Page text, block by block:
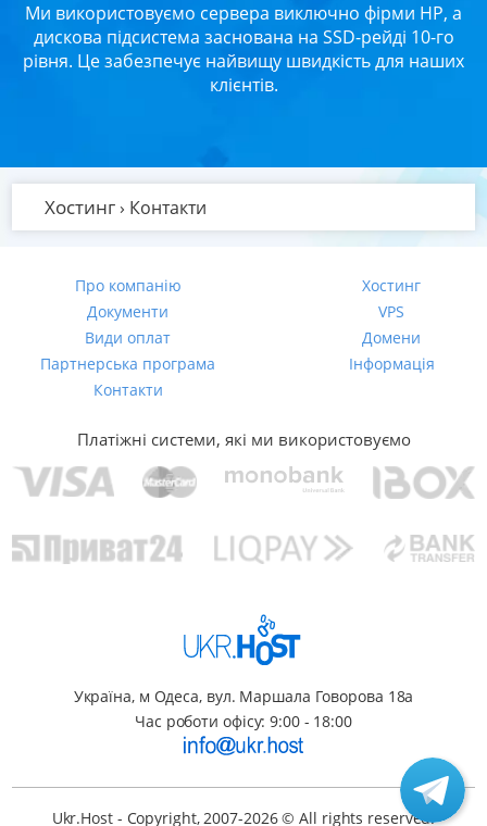
Ми використовуємо сервера виключно фірми HP, а
дискова підсистема заснована на SSD-рейді 10-го
рівня. Це забезпечує найвищу швидкість для наших
клієнтів.
Хостинг› Контакти
Про компанію
Документи
Види оплат
Партнерська програма
Контакти
Хостинг
VPS
Домени
Інформація
Платіжні системи, які ми використовуємо
Україна, м Одеса, вул. Маршала Говорова 18а
Час роботи офісу: 9:00 - 18:00
Ukr.Host- Copyright, 2007-2026 © All rights reserved.